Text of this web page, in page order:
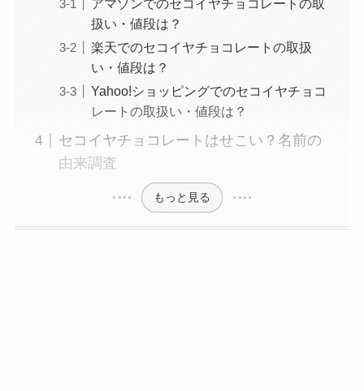
アマゾンでのセコイヤチョコレートの取
扱い・値段は？
楽天でのセコイヤチョコレートの取扱
い・値段は？
Yahoo!ショッピングでのセコイヤチョコ
レートの取扱い・値段は？
セコイヤチョコレートはせこい？名前の
由来調査
もっと見る